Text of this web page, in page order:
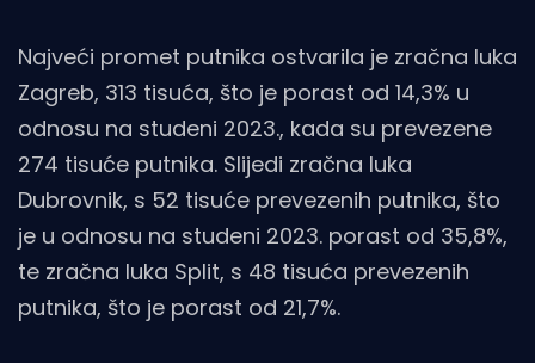
Najveći promet putnika ostvarila je zračna luka
Zagreb, 313 tisuća, što je porast od 14,3% u
odnosu na studeni 2023., kada su prevezene
274 tisuće putnika. Slijedi zračna luka
Dubrovnik, s 52 tisuće prevezenih putnika, što
je u odnosu na studeni 2023. porast od 35,8%,
te zračna luka Split, s 48 tisuća prevezenih
putnika, što je porast od 21,7%.